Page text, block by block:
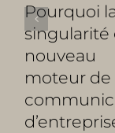
Pourquoi
singularité
nouveau
moteur de